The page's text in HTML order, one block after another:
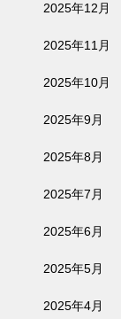
2025年12月
2025年11月
2025年10月
2025年9月
2025年8月
2025年7月
2025年6月
2025年5月
2025年4月